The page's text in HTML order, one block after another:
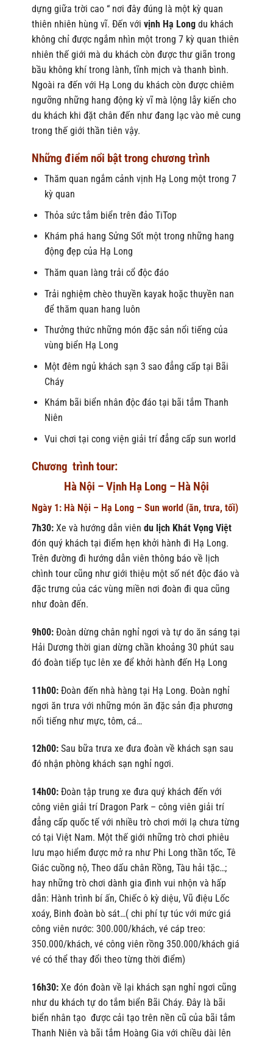
dựng giữa trời cao “ nơi đây đúng là một kỳ quan
thiên nhiên hùng vĩ. Đến với vịnh Hạ Longdu khách
không chỉ được ngắm nhìn một trong 7 kỳ quan thiên
nhiên thế giới mà du khách còn được thư giãn trong
bầu không khí trong lành, tĩnh mịch và thanh bình.
Ngoài ra đến với Hạ Long du khách còn được chiêm
ngưỡng những hang động kỳ vĩ mà lộng lẫy kiến cho
du khách khi đặt chân đến như đang lạc vào mê cung
trong thế giới thần tiên vậy.
Những điểm nổi bật trong chương trình
Thăm quan ngắm cảnh vịnh Hạ Long một trong 7
kỳ quan
Thỏa sức tắm biển trên đảo TiTop
Khám phá hang Sửng Sốt một trong những hang
động đẹp của Hạ Long
Thăm quan làng trải cổ độc đáo
Trải nghiệm chèo thuyền kayak hoặc thuyền nan
để thăm quan hang luôn
Thưởng thức những món đặc sản nổi tiếng của
vùng biển Hạ Long
Một đêm ngủ khách sạn 3 sao đẳng cấp tại Bãi
Cháy
Khám bãi biển nhân độc đáo tại bãi tắm Thanh
Niên
Vui chơi tại cong viện giải trí đẳng cấp sun world
Chương trình tour:
Hà Nội – Vịnh Hạ Long – Hà Nội
Ngày 1: Hà Nội – Hạ Long – Sun world (ăn, trưa, tối)
7h30:Xe và hướng dẫn viên du lịch Khát Vọng Việt
đón quý khách tại điểm hẹn khởi hành đi Hạ Long.
Trên đường đi hướng dẫn viên thông báo về lịch
chình tour cũng như giới thiệu một số nét độc đáo và
đặc trưng của các vùng miền nơi đoàn đi qua cũng
như đoàn đến.
9h00:Đoàn dừng chân nghỉ ngơi và tự do ăn sáng tại
Hải Dương thời gian dừng chần khoảng 30 phút sau
đó đoàn tiếp tục lên xe để khởi hành đến Hạ Long
11h00:Đoàn đến nhà hàng tại Hạ Long. Đoàn nghỉ
ngơi ăn trưa với những món ăn đặc sản địa phương
nổi tiếng như mực, tôm, cá…
12h00:Sau bữa trưa xe đưa đoàn về khách sạn sau
đó nhận phòng khách sạn nghỉ ngơi.
14h00:Đoàn tập trung xe đưa quý khách đến với
công viên giải trí Dragon Park – công viên giải trí
đẳng cấp quốc tế với nhiều trò chơi mới lạ chưa từng
có tại Việt Nam. Một thế giới những trò chơi phiêu
lưu mạo hiểm được mở ra như Phi Long thần tốc, Tê
Giác cuồng nộ, Theo dấu chân Rồng, Tàu hải tặc…;
hay những trò chơi dành gia đình vui nhộn và hấp
dẫn: Hành trình bí ấn, Chiếc ô kỳ diệu, Vũ điệu Lốc
xoáy, Binh đoàn bò sát…( chi phí tự túc với mức giá
công viên nước: 300.000/khách, vé cáp treo:
350.000/khách, vé công viên rồng 350.000/khách giá
vé có thể thay đổi theo từng thời điểm)
16h30:Xe đón đoàn về lại khách sạn nghỉ ngơi cũng
như du khách tự do tắm biển Bãi Cháy. Đây là bãi
biển nhân tạo được cải tạo trên nền cũ của bãi tắm
Thanh Niên và bãi tắm Hoàng Gia với chiều dài lên